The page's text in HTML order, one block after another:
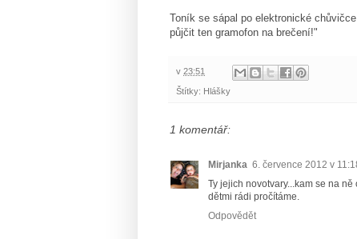
Toník se sápal po elektronické
půjčit ten gramofon na brečení!"
v 23:51
Štítky: Hlášky
1 komentář:
Mirjanka 6. července 2012 v
Ty jejich novotvary...kam se na
dětmi rádi pročítáme.
Odpovědět